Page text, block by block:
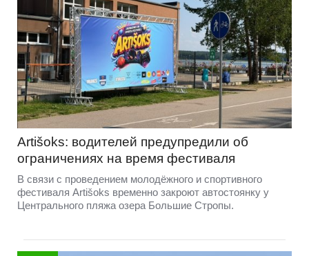
Artišoks: водителей предупредили об
ограничениях на время фестиваля
В связи с проведением молодёжного и спортивного
фестиваля Artišoks временно закроют автостоянку у
Центрального пляжа озера Большие Стропы.